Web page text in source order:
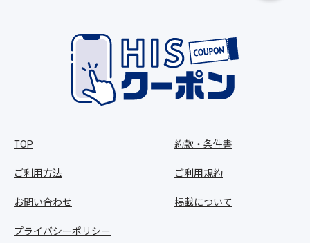
TOP
ご利用方法
お問い合わせ
プライバシーポリシー
約款・条件書
ご利用規約
掲載について